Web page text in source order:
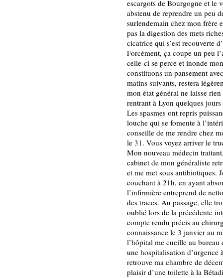
escargots de Bourgogne et le
abstenu de reprendre un peu
surlendemain chez mon frère
pas la digestion des mets
cicatrice qui s’est recouverte
Forcément, ça coupe un peu
celle-ci se perce et inonde
constituons un pansement
matins suivants, restera
mon état général ne laisse
rentrant à Lyon quelques
Les spasmes ont repris
louche qui se fomente à
conseille de me rendre chez
le 31. Vous voyez arriver le
Mon nouveau médecin
cabinet de mon généraliste
et me met sous antibiotiques.
couchant à 21h, en ayant
l’infirmière entreprend de
des traces. Au passage, elle
oublié lors de la précédente
compte rendu précis au
connaissance le 3 janvier au
l’hôpital me cueille au
une hospitalisation d’urgence
retrouve ma chambre de
plaisir d’une toilette à la